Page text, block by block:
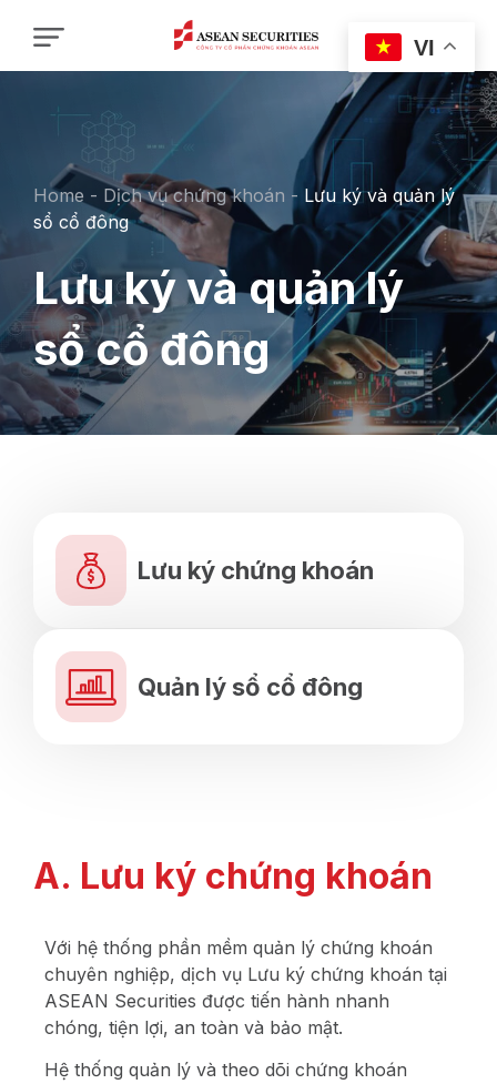
Home - Dịch vụ chứng khoán - Lưu ký và quản lý
sổ cổ đông
Lưu ký và quản lý
sổ cổ đông
Lưu ký chứng khoán
Quản lý sổ cổ đông
A. Lưu ký chứng khoán
Với hệ thống phần mềm quản lý chứng khoán
chuyên nghiệp, dịch vụ Lưu ký chứng khoán tại
ASEAN Securities được tiến hành nhanh
chóng, tiện lợi, an toàn và bảo mật.
Hệ thống quản lý và theo dõi chứng khoán
VI